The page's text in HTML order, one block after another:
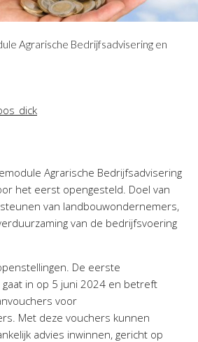
Agrarische Bedrijfsadvisering en
Agrarische Bedrijfsadvisering
het eerst opengesteld. Doel van
van landbouwondernemers,
van de bedrijfsvoering
De eerste
in op 5 juni 2024 en betreft
voor
Met deze vouchers kunnen
advies inwinnen, gericht op